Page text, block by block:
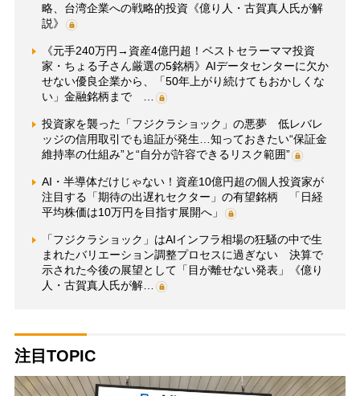
略、台湾企業への戦略的投資《億り人・古賀真人氏が解
説》
《元手240万円→資産4億円超！ベストセラーママ投資
家・ちょる子さん厳選の5銘柄》AIデータセンターに欠か
せない優良企業から、「50年上がり続けてもおかしくな
い」金融銘柄まで …
投資家を襲った「フジクラショック」の悪夢 低レバレ
ッジの信用取引でも追証が発生…知っておきたい“保証金
維持率の仕組み”と“自分が許容できるリスク範囲”
AI・半導体だけじゃない！資産10億円超の個人投資家が
注目する「期待の出遅れセクター」の有望銘柄 「日経
平均株価は10万円を目指す展開へ」
「フジクラショック」はAIインフラ相場の狂騒の中で生
まれたバリエーション調整プロセスに過ぎない 決算で
示された今後の展望として「目が離せない発表」《億り
人・古賀真人氏が解…
注目TOPIC